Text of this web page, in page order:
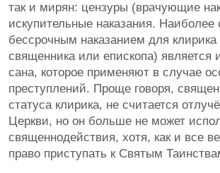
так и мирян: цензуры (врачующие
искупительные наказания.
бессрочным наказанием для клирика
священника или епископа) является
сана, которое применяют в случае
преступлений. Проще говоря,
статуса клирика, не считается
Церкви, но он больше не может
священнодействия, хотя, как и все
право приступать к Святым